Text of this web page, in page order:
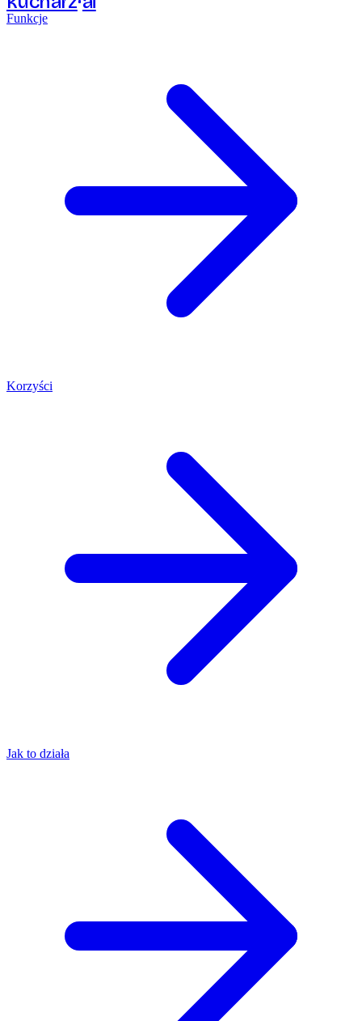
Funkcje
Korzyści
Jak to działa